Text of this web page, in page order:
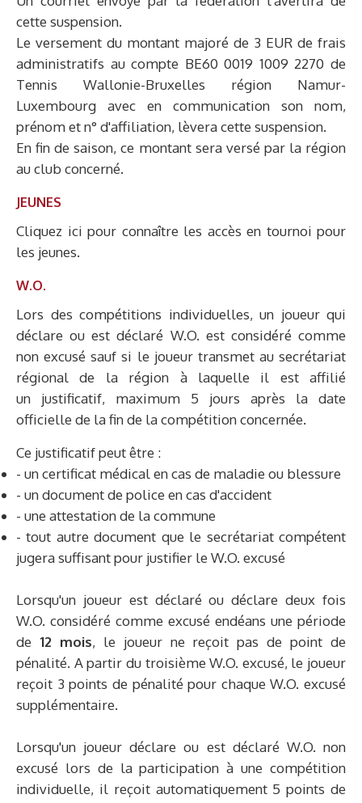
cette suspension.
Le versement du montant majoré de 3 EUR de frais
administratifs au compte BE60 0019 1009 2270 de
Tennis Wallonie-Bruxelles région Namur-
Luxembourg avec en communication son nom,
prénom et n° d'affiliation, lèvera cette suspension.
En fin de saison, ce montant sera versé par la région
au club concerné.
JEUNES
Cliquez ici pour connaître les accès en tournoi pour
les jeunes.
W.O.
Lors des compétitions individuelles, un joueur qui
déclare ou est déclaré W.O. est considéré comme
non excusé sauf si le joueur transmet au secrétariat
régional de la région à laquelle il est affilié
un justificatif, maximum 5 jours après la date
officielle de la fin de la compétition concernée.
Ce justificatif peut être :
- un certificat médical en cas de maladie ou blessure
- un document de police en cas d'accident
- une attestation de la commune
- tout autre document que le secrétariat compétent
jugera suffisant pour justifier le W.O. excusé
Lorsqu'un joueur est déclaré ou déclare deux fois
W.O. considéré comme excusé endéans une période
de 12 mois, le joueur ne reçoit pas de point de
pénalité. A partir du troisième W.O. excusé, le joueur
reçoit 3 points de pénalité pour chaque W.O. excusé
supplémentaire.
Lorsqu'un joueur déclare ou est déclaré W.O. non
excusé lors de la participation à une compétition
individuelle, il reçoit automatiquement 5 points de